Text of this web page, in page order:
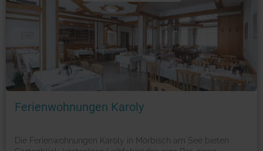
Foto: © booking.com
Ferienwohnungen Karoly
Die Ferienwohnungen Karoly in Mörbisch am See bieten